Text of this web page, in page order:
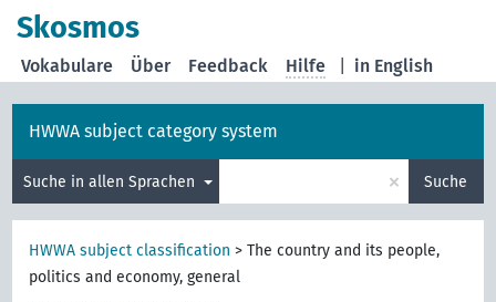
Skosmos
in English
Vokabulare Über Feedback Hilfe
HWWA subject category system
Suche in allen Sprachen × Suche
HWWA subject classification >The country and its people,
politics and economy, general